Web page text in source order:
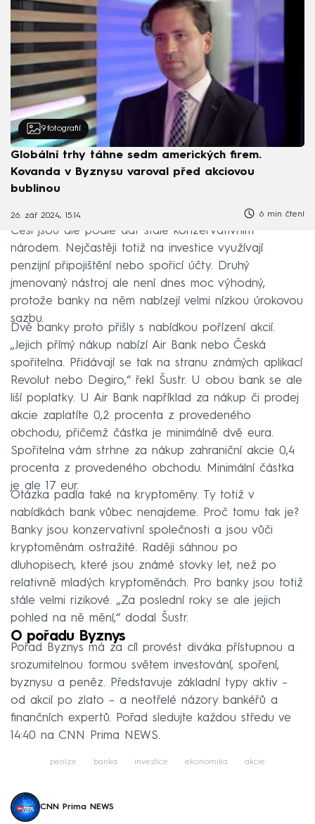
9 fotografií
Globální trhy táhne sedm amerických firem.
Kovanda v Byznysu varoval před akciovou
bublinou
26. zář 2024, 15:14 6 min čtení
Češi jsou ale podle dat stále konzervativním
národem. Nejčastěji totiž na investice využívají
penzijní připojištění nebo spořicí účty. Druhý
jmenovaný nástroj ale není dnes moc výhodný,
protože banky na něm nabízejí velmi nízkou úrokovou
sazbu.
Dvě banky proto přišly s nabídkou pořízení akcií.
„Jejich přímý nákup nabízí Air Bank nebo Česká
spořitelna. Přidávají se tak na stranu známých aplikací
Revolut nebo Degiro,“ řekl Šustr. U obou bank se ale
liší poplatky. U Air Bank například za nákup či prodej
akcie zaplatíte 0,2 procenta z provedeného
obchodu, přičemž částka je minimálně dvě eura.
Spořitelna vám strhne za nákup zahraniční akcie 0,4
procenta z provedeného obchodu. Minimální částka
je ale 17 eur.
Otázka padla také na kryptoměny. Ty totiž v
nabídkách bank vůbec nenajdeme. Proč tomu tak je?
Banky jsou konzervativní společnosti a jsou vůči
kryptoměnám ostražité. Raději sáhnou po
dluhopisech, které jsou známé stovky let, než po
relativně mladých kryptoměnách. Pro banky jsou totiž
stále velmi rizikové. „Za poslední roky se ale jejich
pohled na ně mění,“ dodal Šustr.
O pořadu Byznys
Pořad Byznys má za cíl provést diváka přístupnou a
srozumitelnou formou světem investování, spoření,
byznysu a peněz. Představuje základní typy aktiv –
od akcií po zlato – a neotřelé názory bankéřů a
finančních expertů. Pořad sledujte každou středu ve
14:40 na CNN Prima NEWS.
peníze banka investice ekonomika akcie
CNN Prima NEWS